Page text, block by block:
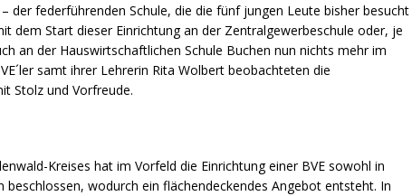
der federführenden Schule, die die fünf jungen Leute bisher besucht
dem Start dieser Einrichtung an der Zentralgewerbeschule oder, je
an der Hauswirtschaftlichen Schule Buchen nun nichts mehr im
samt ihrer Lehrerin Rita Wolbert beobachteten die
Stolz und Vorfreude.
Kreises hat im Vorfeld die Einrichtung einer BVE sowohl in
beschlossen, wodurch ein flächendeckendes Angebot entsteht. In